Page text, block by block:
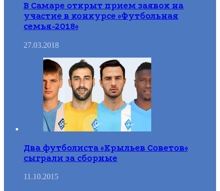
В Самаре открыт прием заявок на
участие в конкурсе «Футбольная
семья-2018»
27.03.2018
Два футболиста «Крыльев Советов»
сыграли за сборные
11.10.2015